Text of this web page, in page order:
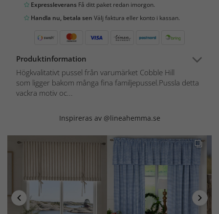
Expressleverans Få ditt paket redan imorgon.
Handla nu, betala sen Välj faktura eller konto i kassan.
Produktinformation
Högkvalitativt pussel från varumärket Cobble Hill
som ligger bakom många fina familjepussel.Pussla detta
vackra motiv oc...
Inspireras av @lineahemma.se